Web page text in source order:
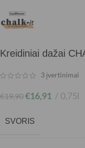
Kreidiniai dažai
3 įvertinimai
€19,90€16,91 0,75l
SVORIS